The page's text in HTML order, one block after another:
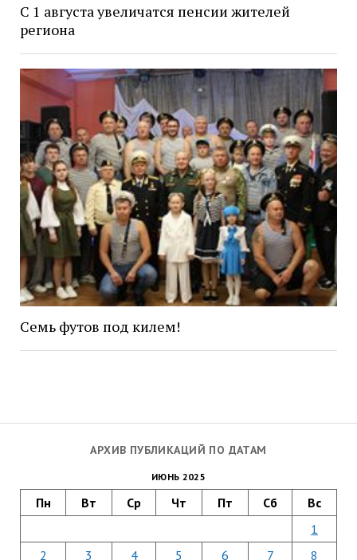
АРХИВ ПУБЛИКАЦИЙ ПО ДАТАМ
ИЮНЬ 2025
Пн Вт Ср Чт Пт Сб Вс
1
2
3 4 5 6 7
8
С 1 августа увеличатся пенсии жителей
региона
Семь футов под килем!